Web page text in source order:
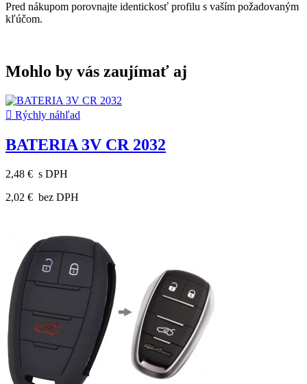
Pred nákupom porovnajte identickosť profilu s vaším požadovaným
kľúčom.
Mohlo by vás zaujímať aj
 Rýchly náhľad
BATERIA 3V CR 2032
2,48 € s DPH
2,02 € bez DPH